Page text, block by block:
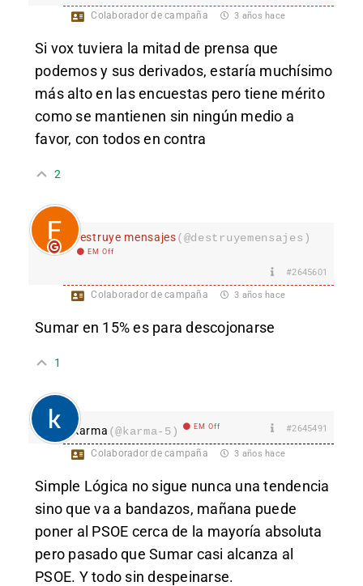
Colaborador de campaña 3 años hace
Si vox tuviera la mitad de prensa que
podemos y sus derivados, estaría muchísimo
más alto en las encuestas pero tiene mérito
como se mantienen sin ningún medio a
favor, con todos en contra
2
destruye mensajes(@destruyemensajes)
EM Off
#2645601
Colaborador de campaña 3 años hace
Sumar en 15% es para descojonarse
1
karma (@karma-5) EM Off #2645491
Colaborador de campaña 3 años hace
Simple Lógica no sigue nunca una tendencia
sino que va a bandazos, mañana puede
poner al PSOE cerca de la mayoría absoluta
pero pasado que Sumar casi alcanza al
PSOE. Y todo sin despeinarse.